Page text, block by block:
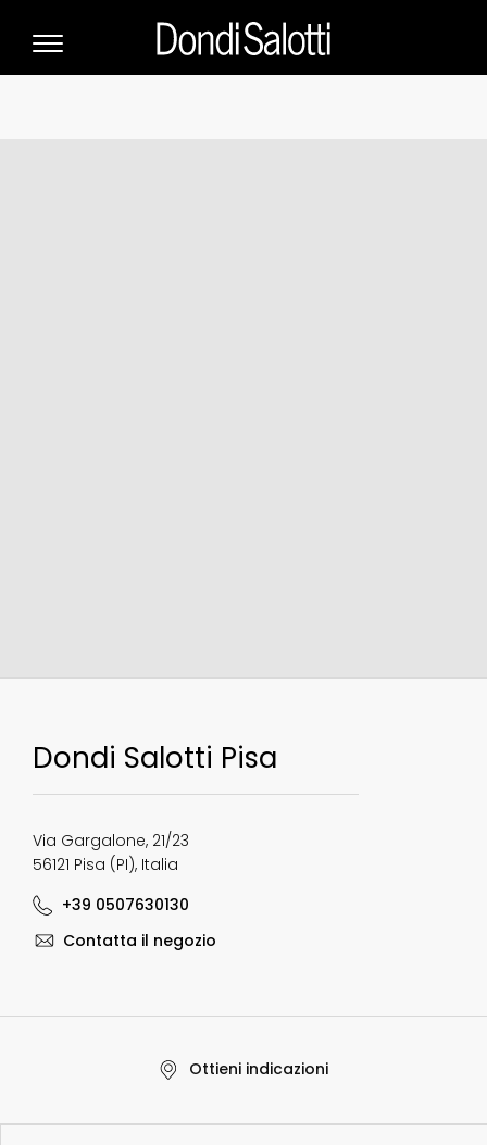
Dondi Salotti Pisa
Via Gargalone, 21/23
56121 Pisa (PI), Italia
+39 0507630130
Contatta il negozio
Ottieni indicazioni